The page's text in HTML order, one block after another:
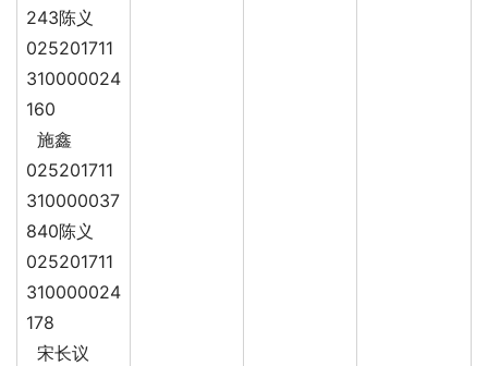
243陈义
025201711
310000024
160
施鑫
025201711
310000037
840陈义
025201711
310000024
178
宋长议